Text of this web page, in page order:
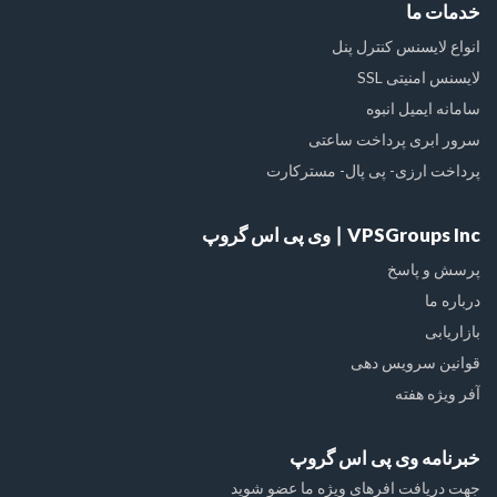
خدمات ما
انواع لایسنس کنترل پنل
لایسنس امنیتی SSL
سامانه ایمیل انبوه
سرور ابری پرداخت ساعتی
پرداخت ارزی- پی پال- مسترکارت
VPSGroups Inc ∣ وی پی اس گروپ
پرسش و پاسخ
درباره ما
بازاریابی
قوانین سرویس دهی
آفر ویژه هفته
خبرنامه وی پی اس گروپ
جهت دریافت افرهای ویژه ما عضو شوید